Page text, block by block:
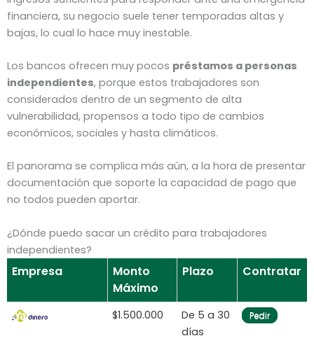
financiera, su negocio suele tener temporadas altas y
bajas, lo cual lo hace muy inestable.
Los bancos ofrecen muy pocos préstamos a personas
independientes, porque estos trabajadores son
considerados dentro de un segmento de alta
vulnerabilidad, propensos a todo tipo de cambios
económicos, sociales y hasta climáticos.
El panorama se complica más aún, a la hora de presentar
documentación que soporte la capacidad de pago que
no todos pueden aportar.
¿Dónde puedo sacar un crédito para trabajadores
independientes?
Empresa
Monto
Máximo
Plazo Contratar
$1.500.000
De 5 a 30
días
Pedir